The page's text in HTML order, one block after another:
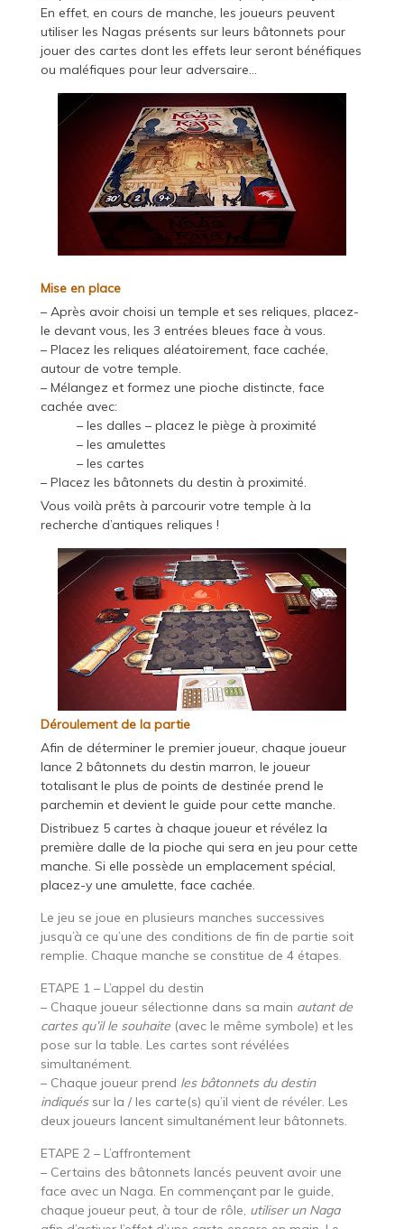
En effet, en cours de manche, les joueurs peuvent
utiliser les Nagas présents sur leurs bâtonnets pour
jouer des cartes dont les effets leur seront bénéfiques
ou maléfiques pour leur adversaire…
Mise en place
– Après avoir choisi un temple et ses reliques, placez-
le devant vous, les 3 entrées bleues face à vous.
– Placez les reliques aléatoirement, face cachée,
autour de votre temple.
– Mélangez et formez une pioche distincte, face
cachée avec:
– les dalles – placez le piège à proximité
– les amulettes
– les cartes
– Placez les bâtonnets du destin à proximité.
Vous voilà prêts à parcourir votre temple à la
recherche d’antiques reliques !
Déroulement de la partie
Afin de déterminer le premier joueur, chaque joueur
lance 2 bâtonnets du destin marron, le joueur
totalisant le plus de points de destinée prend le
parchemin et devient le guide pour cette manche.
Distribuez 5 cartes à chaque joueur et révélez la
première dalle de la pioche qui sera en jeu pour cette
manche. Si elle possède un emplacement spécial,
placez-y une amulette, face cachée.
Le jeu se joue en plusieurs manches successives
jusqu’à ce qu’une des conditions de fin de partie soit
remplie. Chaque manche se constitue de 4 étapes.
ETAPE 1 – L’appel du destin
– Chaque joueur sélectionne dans sa main autant de
cartes qu’il le souhaite(avec le même symbole) et les
pose sur la table. Les cartes sont révélées
simultanément.
– Chaque joueur prend les bâtonnets du destin
indiquéssur la / les carte(s) qu’il vient de révéler. Les
deux joueurs lancent simultanément leur bâtonnets.
ETAPE 2 – L’affrontement
– Certains des bâtonnets lancés peuvent avoir une
face avec un Naga. En commençant par le guide,
chaque joueur peut, à tour de rôle, utiliser un Naga